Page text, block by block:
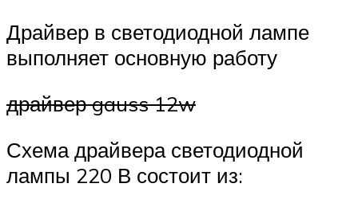
Драйвер в светодиодной лампе
выполняет основную работу
драйвер gauss 12w
Схема драйвера светодиодной
лампы 220 В состоит из: